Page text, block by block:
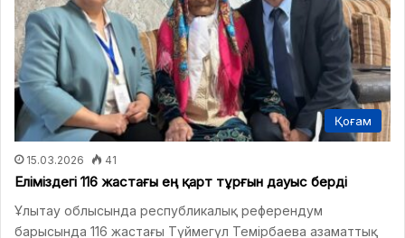
Қоғам
15.03.2026 41
Еліміздегі 116 жастағы ең қарт тұрғын дауыс берді
Ұлытау облысында республикалық референдум
барысында 116 жастағы Түймегүл Темірбаева азаматтық